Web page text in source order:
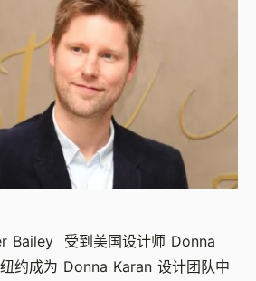
Bailey 受到美国设计师 Donna
约成为 Donna Karan 设计团队中